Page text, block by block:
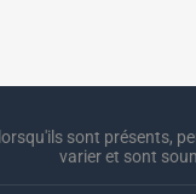
sont présents,
varier et sont